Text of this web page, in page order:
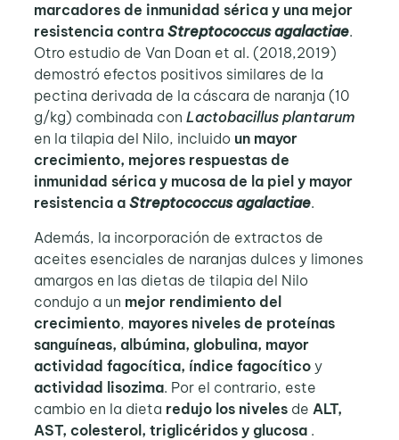
marcadores de inmunidad sérica y una mejor
resistencia contra Streptococcus agalactiae.
Otro estudio de Van Doan et al. (2018,2019)
demostró efectos positivos similares de la
pectina derivada de la cáscara de naranja (10
g/kg) combinada con Lactobacillus plantarum
en la tilapia del Nilo, incluido un mayor
crecimiento, mejores respuestas de
inmunidad sérica y mucosa de la piel y mayor
resistencia a Streptococcus agalactiae.
Además, la incorporación de extractos de
aceites esenciales de naranjas dulces y limones
amargos en las dietas de tilapia del Nilo
condujo a un mejor rendimiento del
crecimiento, mayores niveles de proteínas
sanguíneas, albúmina, globulina, mayor
actividad fagocítica, índice fagocítico y
actividad lisozima. Por el contrario, este
cambio en la dieta redujo los niveles de ALT,
AST, colesterol, triglicéridos y glucosa .